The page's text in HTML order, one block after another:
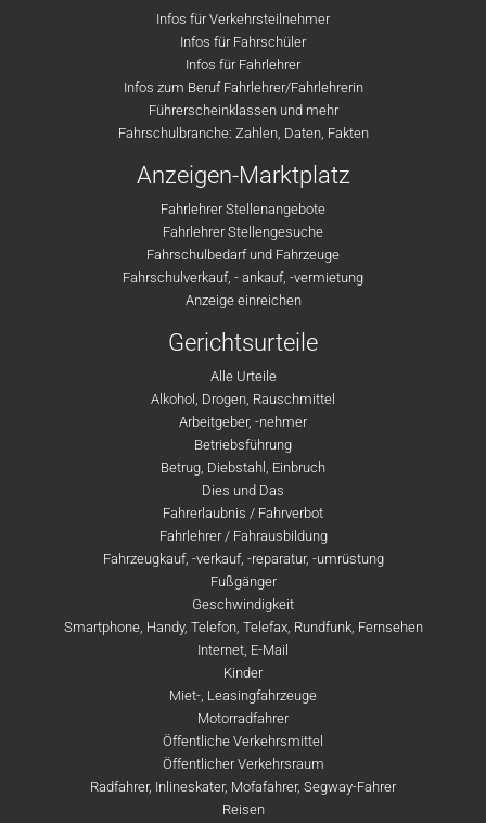
Infos für Verkehrsteilnehmer
Infos für Fahrschüler
Infos für Fahrlehrer
Infos zum Beruf Fahrlehrer/Fahrlehrerin
Führerscheinklassen und mehr
Fahrschulbranche: Zahlen, Daten, Fakten
Anzeigen-Marktplatz
Fahrlehrer Stellenangebote
Fahrlehrer Stellengesuche
Fahrschulbedarf und Fahrzeuge
Fahrschulverkauf, - ankauf, -vermietung
Anzeige einreichen
Gerichtsurteile
Alle Urteile
Alkohol, Drogen, Rauschmittel
Arbeitgeber, -nehmer
Betriebsführung
Betrug, Diebstahl, Einbruch
Dies und Das
Fahrerlaubnis / Fahrverbot
Fahrlehrer / Fahrausbildung
Fahrzeugkauf, -verkauf, -reparatur, -umrüstung
Fußgänger
Geschwindigkeit
Smartphone, Handy, Telefon, Telefax, Rundfunk, Fernsehen
Internet, E-Mail
Kinder
Miet-, Leasingfahrzeuge
Motorradfahrer
Öffentliche Verkehrsmittel
Öffentlicher Verkehrsraum
Radfahrer, Inlineskater, Mofafahrer, Segway-Fahrer
Reisen